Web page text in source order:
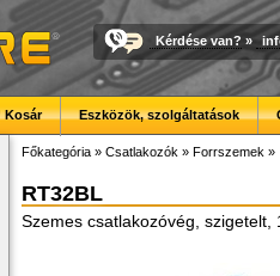
Kérdése van? »
Kosár Eszközök, szolgáltatások
Főkategória » Csatlakozók » Forrszemek »
RT32BL
Szemes csatlakozóvég,